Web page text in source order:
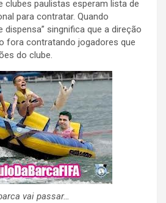
clubes paulistas esperam lista de
para contratar. Quando
dispensa” singnifica que a direção
fora contratando jogadores que
do clube.
vai passar…